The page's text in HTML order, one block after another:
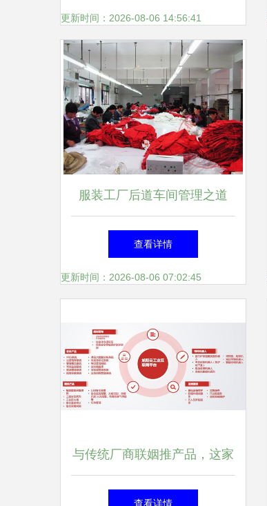
更新时间：2026-08-06 14:56:41
服装工厂后道车间管理之道
提升效率与质量的关键策略
查看详情
更新时间：2026-08-06 07:02:45
与传统厂商联姻推产品，这家
数科公司做对了什么？
查看详情